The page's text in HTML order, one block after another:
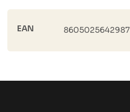
EAN 8605025642987